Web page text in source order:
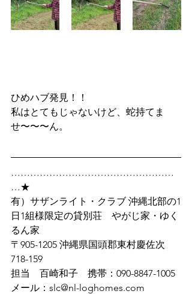
ひめハブ発見！！
私はとてもじゃないけど、蛇持てま
せ〜〜〜ん。
……………………………………………
…★
有）サザンライト・クラブ 沖縄北部の1
日1組様限定の貸別荘　やがじ家・ゆく
るん家
〒905-1205 沖縄県国頭郡東村慶佐次
718-159
担当　百崎和子　携帯：090-8847-1005
メール：slc@nl-loghomes.com